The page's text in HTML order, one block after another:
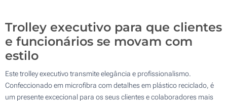
Trolley executivo para que clientes
e funcionários se movam com
estilo
Este trolley executivo transmite elegância e profissionalismo.
Confeccionado em microfibra com detalhes em plástico reciclado, é
um presente excecional para os seus clientes e colaboradores mais